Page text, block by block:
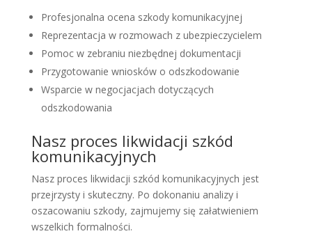
Profesjonalna ocena szkody komunikacyjnej
Reprezentacja w rozmowach z ubezpieczycielem
Pomoc w zebraniu niezbędnej dokumentacji
Przygotowanie wniosków o odszkodowanie
Wsparcie w negocjacjach dotyczących
odszkodowania
Nasz proces likwidacji szkód
komunikacyjnych
Nasz proces likwidacji szkód komunikacyjnych jest
przejrzysty i skuteczny. Po dokonaniu analizy i
oszacowaniu szkody, zajmujemy się załatwieniem
wszelkich formalności.